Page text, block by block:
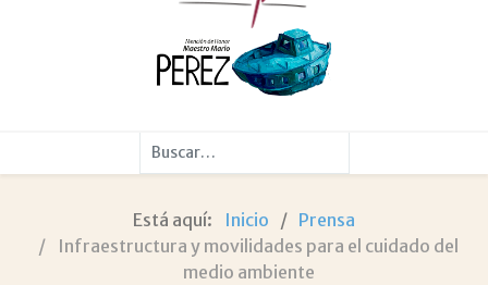
Buscar
Está aquí: Inicio
Prensa
Infraestructura y movilidades para el cuidado del
medio ambiente